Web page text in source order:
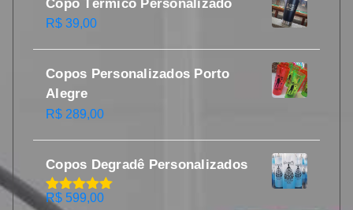
Copo Térmico Personalizado
R$ 39,00
Copos Personalizados Porto
Alegre
R$ 289,00
Copos Degradê Personalizados
Avaliação
R$ 599,00